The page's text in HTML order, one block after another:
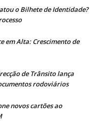
o Bilhete de Identidade?
em Alta: Crescimento de
de Trânsito lança
rodoviários
novos cartões ao